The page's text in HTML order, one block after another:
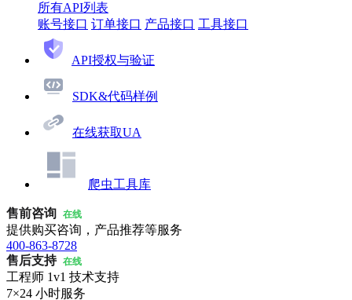
所有API列表
账号接口 订单接口 产品接口 工具接口
API授权与验证
SDK&代码样例
在线获取UA
爬虫工具库
售前咨询 在线
提供购买咨询，产品推荐等服务
400-863-8728
售后支持 在线
工程师 1v1 技术支持
7×24 小时服务